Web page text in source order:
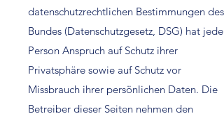
datenschutzrechtlichen Bestimmungen des
Bundes (Datenschutzgesetz, DSG) hat jede
Person Anspruch auf Schutz ihrer
Privatsphäre sowie auf Schutz vor
Missbrauch ihrer persönlichen Daten. Die
Betreiber dieser Seiten nehmen den